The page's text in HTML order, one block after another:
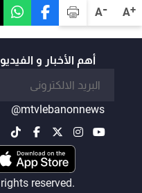
A+
A-
أهم الأخبار و
@mtvlebanonnews
reserved.